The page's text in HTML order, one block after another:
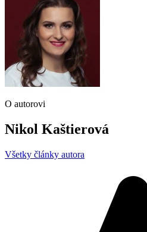
O autorovi
Nikol Kaštierová
Všetky články autora